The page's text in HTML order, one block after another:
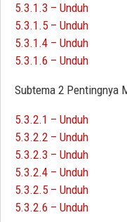
5.3.1.3 – Unduh
5.3.1.5 – Unduh
5.3.1.4 – Unduh
5.3.1.6 – Unduh
Subtema 2 Pentingnya
5.3.2.1 – Unduh
5.3.2.2 – Unduh
5.3.2.3 – Unduh
5.3.2.4 – Unduh
5.3.2.5 – Unduh
5.3.2.6 – Unduh